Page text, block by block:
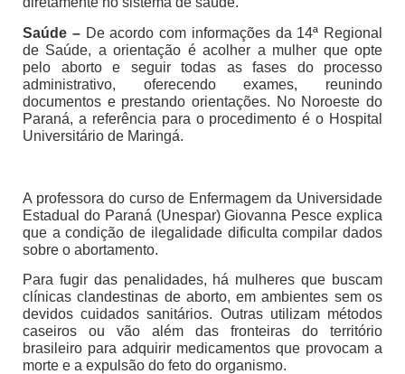
Saúde –De acordo com informações da 14ª Regional
de Saúde, a orientação é acolher a mulher que opte
pelo aborto e seguir todas as fases do processo
administrativo, oferecendo exames, reunindo
documentos e prestando orientações. No Noroeste do
Paraná, a referência para o procedimento é o Hospital
Universitário de Maringá.
A professora do curso de Enfermagem da Universidade
Estadual do Paraná (Unespar) Giovanna Pesce explica
que a condição de ilegalidade dificulta compilar dados
sobre o abortamento.
Para fugir das penalidades, há mulheres que buscam
clínicas clandestinas de aborto, em ambientes sem os
devidos cuidados sanitários. Outras utilizam métodos
caseiros ou vão além das fronteiras do território
brasileiro para adquirir medicamentos que provocam a
morte e a expulsão do feto do organismo.